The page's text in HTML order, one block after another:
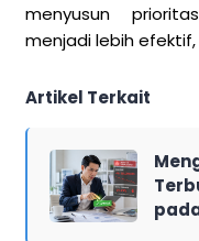
menyusun
menjadi lebih
Artikel Terkait